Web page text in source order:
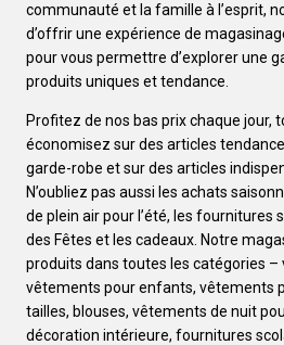
communauté et la famille à l’esprit,
d’offrir une expérience de
pour vous permettre d’explorer une
produits uniques et tendance.
Profitez de nos bas prix chaque jour,
économisez sur des articles
garde-robe et sur des articles
N’oubliez pas aussi les achats
de plein air pour l’été, les fournitures
des Fêtes et les cadeaux. Notre
produits dans toutes les catégories
vêtements pour enfants, vêtements
tailles, blouses, vêtements de nuit
décoration intérieure, fournitures